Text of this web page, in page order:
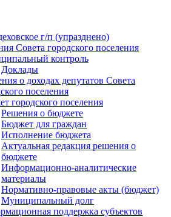
г/п (упразднено)
Совета городского поселения
контроль
Доклады
о доходах депутатов Совета
поселения
городского поселения
Решения о бюджете
Бюджет для граждан
Исполнение бюджета
Актуальная редакция решения о
бюджете
Информационно-аналитические
материалы
Нормативно-правовые акты (бюджет)
Муниципальный долг
поддержка субъектов